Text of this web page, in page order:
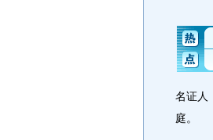
名证人
庭。